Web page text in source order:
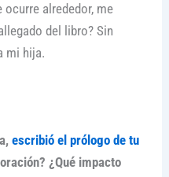
alrededor, me
del libro? Sin
mi hija.
escribió el prólogo de tu
¿Qué impacto